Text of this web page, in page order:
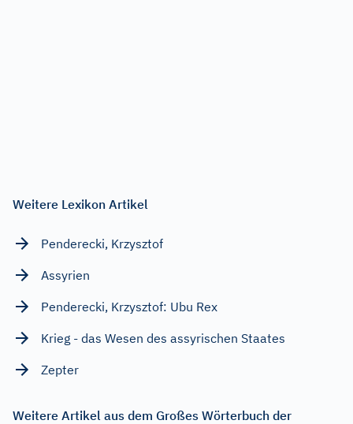
Weitere Lexikon Artikel
Penderecki, Krzysztof
Assyrien
Penderecki, Krzysztof: Ubu Rex
Krieg - das Wesen des assyrischen Staates
Zepter
Weitere Artikel aus dem Großes Wörterbuch der